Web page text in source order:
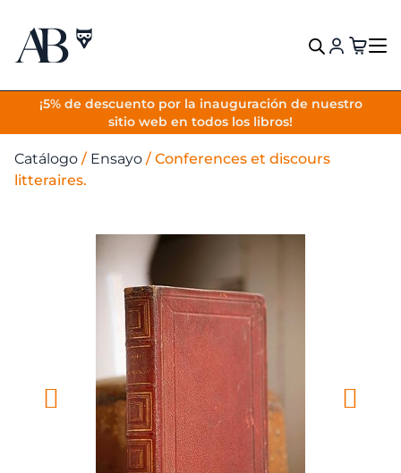
¡5% de descuento por la inauguración de nuestro
sitio web en todos los libros!
VOLVER
Catálogo / Ensayo / Conferences et discours
litteraires.